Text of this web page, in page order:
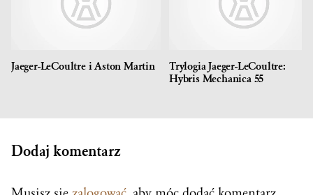
Jaeger-LeCoultre i Aston Martin
Trylogia Jaeger-LeCoultre:
Hybris Mechanica 55
Dodaj komentarz